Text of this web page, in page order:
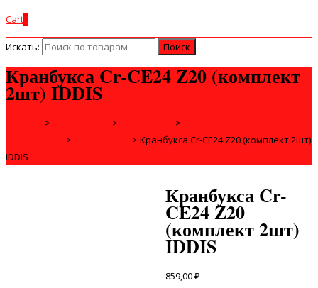
Cart
Искать:
Кранбукса Cr-CE24 Z20 (комплект
2шт) IDDIS
> > >
> > Кранбукса Cr-CE24 Z20 (комплект 2шт)
IDDIS
Кранбукса Cr-
CE24 Z20
(комплект 2шт)
IDDIS
859,00₽